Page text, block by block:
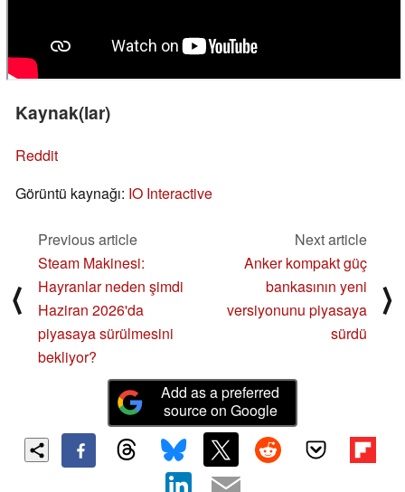
Kaynak(lar)
Reddit
Görüntü kaynağı: IO Interactive
⟨
Previous article
Steam Makinesi:
Hayranlar neden şimdi
Haziran 2026'da
piyasaya sürülmesini
bekliyor?
Next article
Anker kompakt güç
bankasının yeni
versiyonunu piyasaya
sürdü
⟩
Add as a preferred
source on Google